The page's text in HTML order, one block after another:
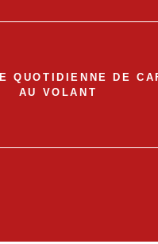
QUOTIDIENNE DE
AU VOLANT